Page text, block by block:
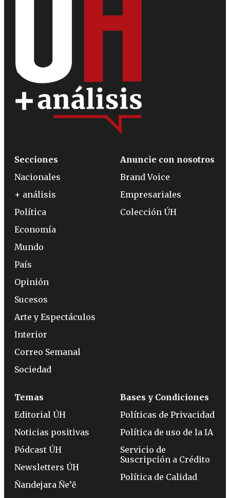
Secciones
Nacionales
+ análisis
Política
Economía
Mundo
País
Opinión
Sucesos
Arte y Espectáculos
Interior
Correo Semanal
Sociedad
Anuncie con nosotros
Brand Voice
Empresariales
Colección ÚH
Temas
Editorial ÚH
Noticias positivas
Pódcast ÚH
Newsletters ÚH
Ñandejara Ñe’ẽ
Bases y Condiciones
Políticas de Privacidad
Política de uso de la IA
Servicio de
Suscripción a Crédito
Política de Calidad